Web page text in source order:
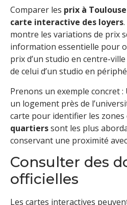
Comparer les prix à Toulouse
carte interactive des loyers
montre les variations de prix
information essentielle pour
prix d’un studio en centre-
de celui d’un studio en
Prenons un exemple concret
un logement près de
carte pour identifier les zones
quartierssont les plus
conservant une proximité
Consulter des
officielles
Les cartes interactives